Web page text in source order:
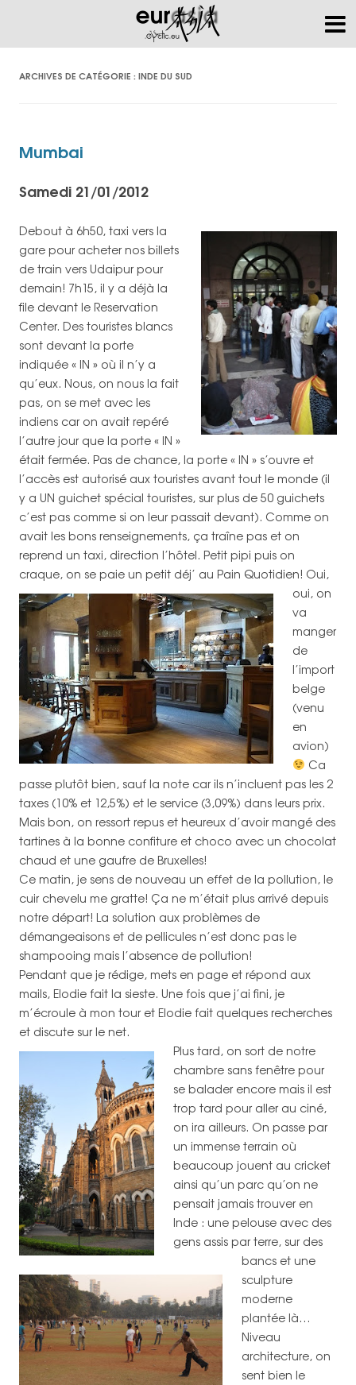
ARCHIVES DE CATÉGORIE : INDE DU SUD
Mumbai
Samedi 21/01/2012
Debout à 6h50, taxi vers la
gare pour acheter nos billets
de train vers Udaipur pour
demain! 7h15, il y a déjà la
file devant le Reservation
Center. Des touristes blancs
sont devant la porte
indiquée « IN » où il n’y a
qu’eux. Nous, on nous la fait
pas, on se met avec les
indiens car on avait repéré
l’autre jour que la porte « IN »
était fermée. Pas de chance, la porte « IN » s’ouvre et
l’accès est autorisé aux touristes avant tout le monde (il
y a UN guichet spécial touristes, sur plus de 50 guichets
c’est pas comme si on leur passait devant). Comme on
avait les bons renseignements, ça traîne pas et on
reprend un taxi, direction l’hôtel. Petit pipi puis on
craque, on se paie un petit déj’ au Pain Quotidien! Oui,
oui, on
va
manger
de
l’import
belge
(venu
en
avion)
Ca
passe plutôt bien, sauf la note car ils n’incluent pas les 2
taxes (10% et 12,5%) et le service (3,09%) dans leurs prix.
Mais bon, on ressort repus et heureux d’avoir mangé des
tartines à la bonne confiture et choco avec un chocolat
chaud et une gaufre de Bruxelles!
Ce matin, je sens de nouveau un effet de la pollution, le
cuir chevelu me gratte! Ça ne m’était plus arrivé depuis
notre départ! La solution aux problèmes de
démangeaisons et de pellicules n’est donc pas le
shampooing mais l’absence de pollution!
Pendant que je rédige, mets en page et répond aux
mails, Elodie fait la sieste. Une fois que j’ai fini, je
m’écroule à mon tour et Elodie fait quelques recherches
et discute sur le net.
Plus tard, on sort de notre
chambre sans fenêtre pour
se balader encore mais il est
trop tard pour aller au ciné,
on ira ailleurs. On passe par
un immense terrain où
beaucoup jouent au cricket
ainsi qu’un parc qu’on ne
pensait jamais trouver en
Inde : une pelouse avec des
gens assis par terre, sur des
bancs et une
sculpture
moderne
plantée là…
Niveau
architecture, on
sent bien le